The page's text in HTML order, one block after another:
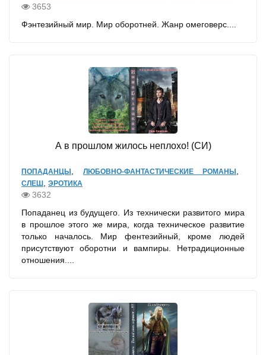
3653
Фэнтезийный мир. Мир оборотней. Жанр омеговерс....
А в прошлом жилось неплохо! (СИ)
ПОПАДАНЦЫ ЛЮБОВНО-ФАНТАСТИЧЕСКИЕ РОМАНЫ
СЛЕШ ЭРОТИКА
3632
Попаданец из будущего. Из технически развитого мира
в прошлое этого же мира, когда техническое развитие
только началось. Мир фентезийный, кроме людей
присутствуют оборотни и вампиры. Нетрадиционные
отношения....